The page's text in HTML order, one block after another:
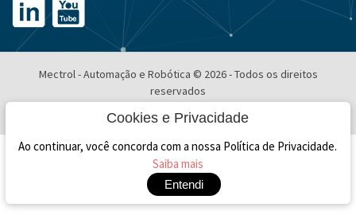
Mectrol - Automação e Robótica © 2026 - Todos os direitos
reservados
Desenvolvimento e Hospedagem
Cookies e Privacidade
Ao continuar, você concorda com a nossa Política de Privacidade.
Saiba mais
Entendi